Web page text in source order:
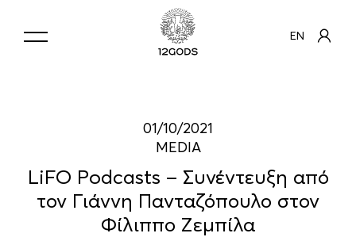
EN
01/10/2021
MEDIA
LiFO Podcasts – Συνέντευξη από
τον Γιάννη Πανταζόπουλο στον
Φίλιππο Ζεμπίλα